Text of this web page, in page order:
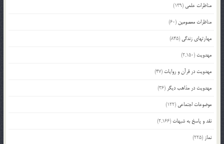
مناظرات علمی (139)
مناظرات معصومین (60)
مهارتهای زندگی (845)
مهدویت (2,150)
مهدویت در قرآن و روایات (47)
مهدویت در مذاهب دیگر (36)
موضوعات اجتماعی (122)
نقد و پاسخ به شبهات (2,166)
نماز (225)